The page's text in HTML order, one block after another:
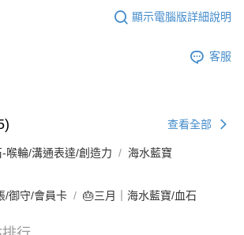
顯示電腦版詳細說明
客服
查看全部
喉輪/溝通表達/創造力
海水藍寶
/御守/會員卡 🎂三月｜海水藍寶/血石